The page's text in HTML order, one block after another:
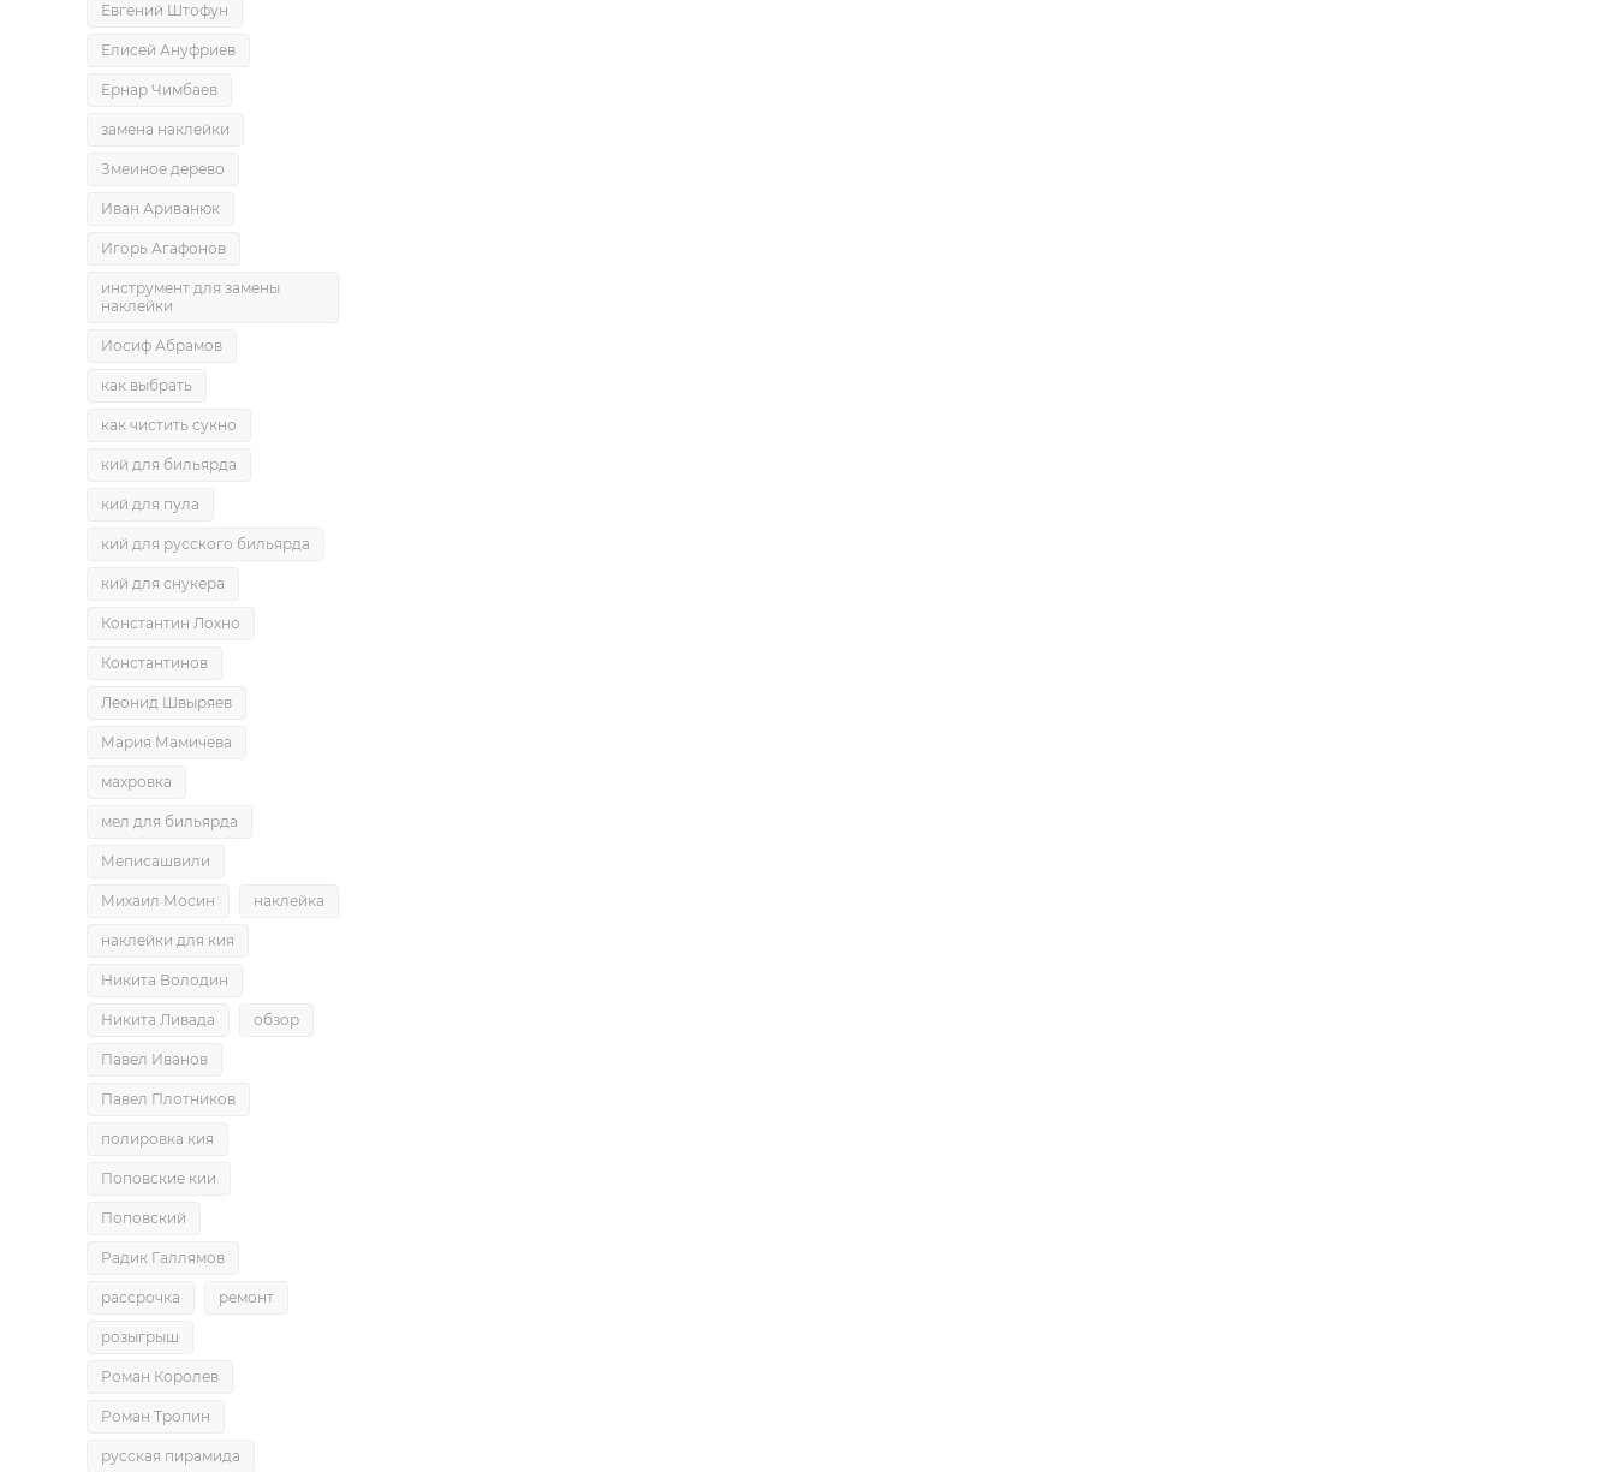
Евгений Штофун
Елисей Ануфриев
Ернар Чимбаев
замена наклейки
Змеиное дерево
Иван Ариванюк
Игорь Агафонов
инструмент для замены
наклейки
Иосиф Абрамов
как выбрать
как чистить сукно
кий для бильярда
кий для пула
кий для русского бильярда
кий для снукера
Константин Лохно
Константинов
Леонид Швыряев
Мария Мамичева
махровка
мел для бильярда
Меписашвили
Михаил Мосин наклейка
наклейки для кия
Никита Володин
Никита Ливада обзор
Павел Иванов
Павел Плотников
полировка кия
Поповские кии
Поповский
Радик Галлямов
рассрочка ремонт
розыгрыш
Роман Королев
Роман Тропин
русская пирамида